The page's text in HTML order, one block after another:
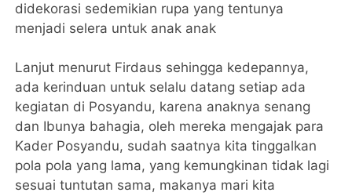
didekorasi sedemikian rupa yang tentunya
menjadi selera untuk anak anak
Lanjut menurut Firdaus sehingga kedepannya,
ada kerinduan untuk selalu datang setiap ada
kegiatan di Posyandu, karena anaknya senang
dan Ibunya bahagia, oleh mereka mengajak para
Kader Posyandu, sudah saatnya kita tinggalkan
pola pola yang lama, yang kemungkinan tidak lagi
sesuai tuntutan sama, makanya mari kita